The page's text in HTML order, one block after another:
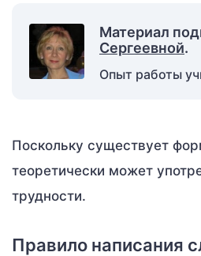
Материал
Сергеевной.
Опыт работы
Поскольку существует
теоретически может
трудности.
Правило написания